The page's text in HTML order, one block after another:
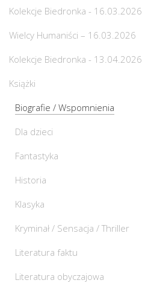
Kolekcje Biedronka - 16.03.2026
Wielcy Humaniści – 16.03.2026
Kolekcje Biedronka - 13.04.2026
Książki
Biografie / Wspomnienia
Dla dzieci
Fantastyka
Historia
Klasyka
Kryminał / Sensacja / Thriller
Literatura faktu
Literatura obyczajowa